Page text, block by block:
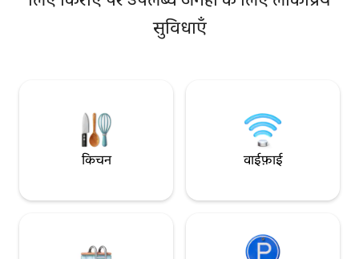
स्तंभ, यह घर पारंपरिक हानोक शैली में बना है, मैंने
होटलों से आराम के बारे में सीखा। जालीदार खिड़की
से सुबह की रोशनी, आँगन के पार इनवांगसान पर्वत। ·
में लगातार 2 साल तक ठहरने का शानदार अनुभव ·
कोरियाई B&B अवॉर्ड्स में सियोल में पहला स्थान ·
ग्रैंड प्राइज़ · 5.0-स्टार रेटिंग · मेहमानों के फ़ेवरेट में
किए जाने वाले शब्द हैं यह संख्या या लिस्टिंग के बारे
किसी भी जगह से जुड़ता है। अगर आप हिचकिचा रहे
का आनंद लें! आप पैदल ही ग्यंगबोकगुंग,
जाता है। [🛏️ बेडरूम 2 - अतिरिक्त कमरा] ✅ यह 3
या अधिक लोगों की
✅ यदि आप 2 लोगों
2 बेडरूम का उपयोग
लोगों की संख्या
आउट] ✅ 20,000 KRW प्रति घंटा (अधिकतम 2
घंटे तक संभव)
सुविधाएँ
किचन वाईफ़ाई